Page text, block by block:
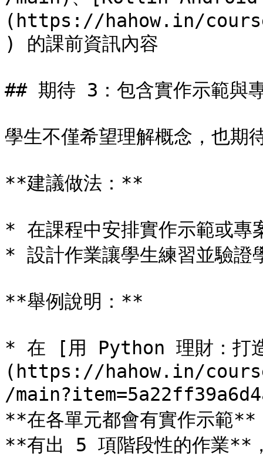
(https://hahow.in/
) 的課前資訊內容
## 期待 3：包含實作示範與
學生不僅希望理解概念，也期
**建議做法：**
* 在課程中安排實作示範或專
* 設計作業讓學生練習並驗證
**舉例說明：**
* 在 [用 Python 理財：打
(https://hahow.in/
/
**在各單元都會有實作示範**
**有出 5 項階段性的作業**